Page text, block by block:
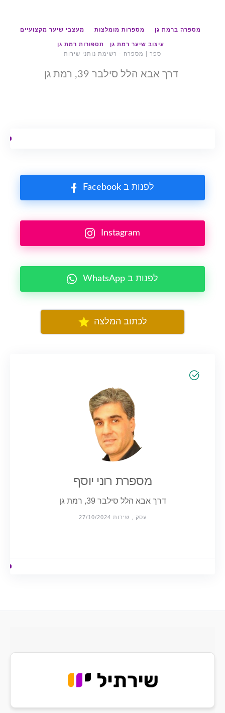
ספר | מספרה - רשימת נותני שירות
דרך אבא הלל סילבר 39, רמת גן
מספרה ברמת גן מספרות מומלצות מעצבי שיער מקצועיים
עיצוב שיער רמת גן תספורות רמת גן
Facebook לפנות ב
Instagram
WhatsApp לפנות ב
לכתוב המלצה
מספרת רוני יוסף
דרך אבא הלל סילבר 39, רמת גן
עסק , שירות 27/10/2024